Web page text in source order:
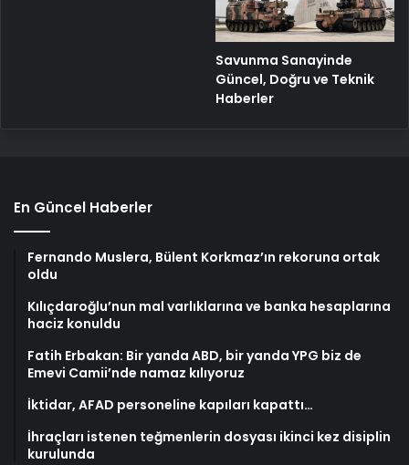
Savunma Sanayinde
Güncel, Doğru ve Teknik
Haberler
En Güncel Haberler
Fernando Muslera, Bülent Korkmaz’ın rekoruna ortak
oldu
Kılıçdaroğlu’nun mal varlıklarına ve banka hesaplarına
haciz konuldu
Fatih Erbakan: Bir yanda ABD, bir yanda YPG biz de
Emevi Camii’nde namaz kılıyoruz
İktidar, AFAD personeline kapıları kapattı…
İhraçları istenen teğmenlerin dosyası ikinci kez disiplin
kurulunda